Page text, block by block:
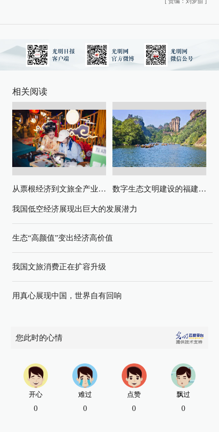
相关阅读
从票根经济到文旅全产业链升级 数字生态文明建设的福建路径与启示
我国低空经济展现出巨大的发展潜力
生态“高颜值”变出经济高价值
我国文旅消费正在扩容升级
用真心展现中国，世界自有回响
您此时的心情
开心
0
难过
0
点赞
0
飘过
0